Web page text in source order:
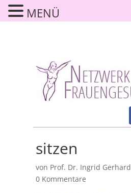
sitzen
von Prof. Dr. Ingrid Gerhard
0 Kommentare
MENÜ